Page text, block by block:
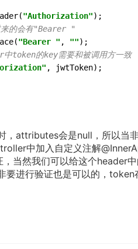
"Authorization");
来的会有"Bearer "
"Bearer " , "");
token的key需要和被调用方一致
, jwtToken);
，attributes会是null，所以当
中加入自定义注解
当然我们可以给这个header
要进行验证也是可以的，